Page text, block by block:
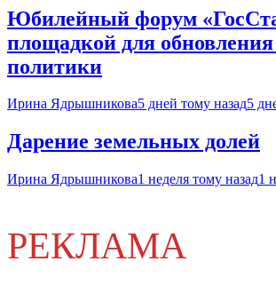
Юбилейный форум
площадкой для
политики
Ирина Ядрышникова5 дней тому назад5
Дарение земельных долей
Ирина Ядрышникова1 неделя тому назад1
РЕКЛАМА